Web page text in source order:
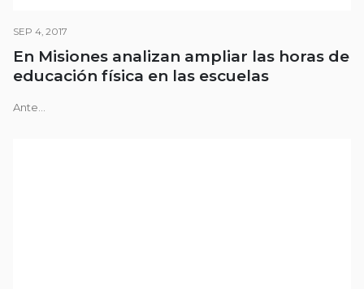
SEP 4, 2017
En Misiones analizan ampliar las horas de
educación física en las escuelas
Ante...